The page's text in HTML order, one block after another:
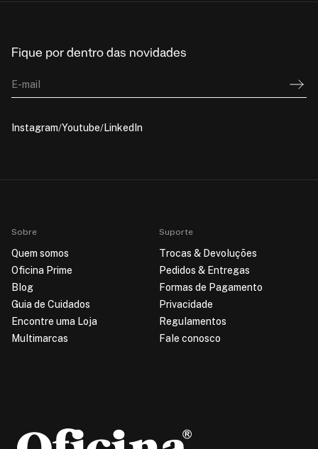
Fique por dentro das novidades
E-mail
Instagram Youtube LinkedIn
Sobre
Quem somos
Oficina Prime
Blog
Guia de Cuidados
Encontre uma Loja
Multimarcas
Suporte
Trocas & Devoluções
Pedidos & Entregas
Formas de Pagamento
Privacidade
Regulamentos
Fale conosco